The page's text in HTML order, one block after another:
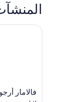
فالامار
أرجوسي
فالامار
فالامار